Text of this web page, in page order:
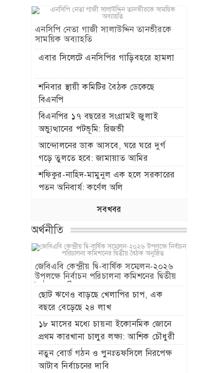
এনসিপি নেতা গাজী সালাউদ্দিন তানভীরকে
সাময়িক অব্যাহতি
এবার সিলেটে এনসিপির গাড়িবহরে হামলা
শনিবার স্থায়ী কমিটির বৈঠক ডেকেছে
বিএনপি
বিএনপির ১৭ বছরের সংগ্রামই জুলাই
অভ্যুত্থানের পটভূমি: রিজভী
আন্দোলনের ডাক আসবে, ঘরে ঘরে দুর্গ
গড়ে তুলতে হবে: জামায়াত আমির
শফিকুর-নাহিদ-মামুনুল এক হলে সরকারের
পতন অনিবার্য: কর্ণেল অলি
সবখবর
অর্থনীতি
জেবিএবি কেন্দ্রীয় দ্বি-বার্ষিক সম্মেলন-২০২৬
উপলক্ষে নির্বাচন পরিচালনা কমিশনের দ্বিতীয়
বৈঠক অনুষ্ঠিত
ছোট ঋণেও বাড়ছে খেলাপির চাপ, এক
বছরে বেড়েছে ২৪ লাখ
১৮ মাসের মধ্যে চায়না ইকোনমিক জোনে
প্রথম কারখানা চালুর লক্ষ্য: আশিক চৌধুরী
নতুন বোর্ড গঠন ও পুনঃতফসিলে নিরপেক্ষ
আটাব নির্বাচনের দাবি